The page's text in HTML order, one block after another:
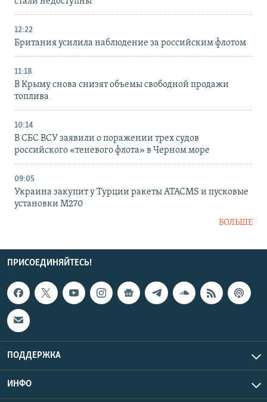
12:22
Британия усилила наблюдение за российским флотом
11:18
В Крыму снова снизят объемы свободной продажи
топлива
10:14
В СБС ВСУ заявили о поражении трех судов
российского «теневого флота» в Черном море
09:05
Украина закупит у Турции ракеты ATACMS и пусковые
установки M270
БОЛЬШЕ
ПРИСОЕДИНЯЙТЕСЬ!
ПОДДЕРЖКА
ИНФО